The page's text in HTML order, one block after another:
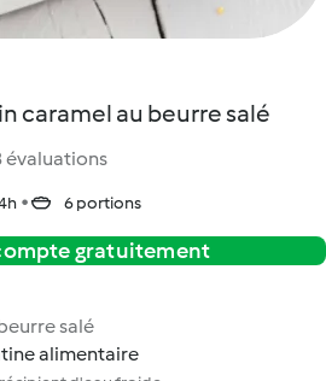
caramel au beurre salé
évaluations
6 portions
gratuitement
salé
alimentaire